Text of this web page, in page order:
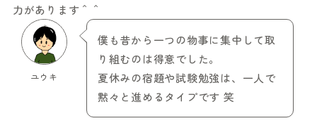
力があります＾＾
ユウキ
僕も昔から一つの物事に集中して取
り組むのは得意でした。
夏休みの宿題や試験勉強は、一人で
黙々と進めるタイプです 笑